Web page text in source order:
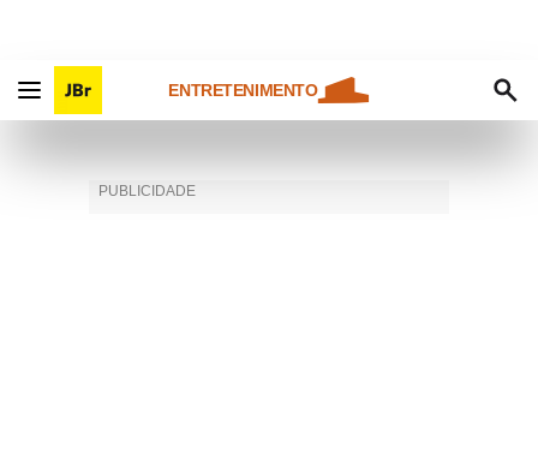
ENTRETENIMENTO